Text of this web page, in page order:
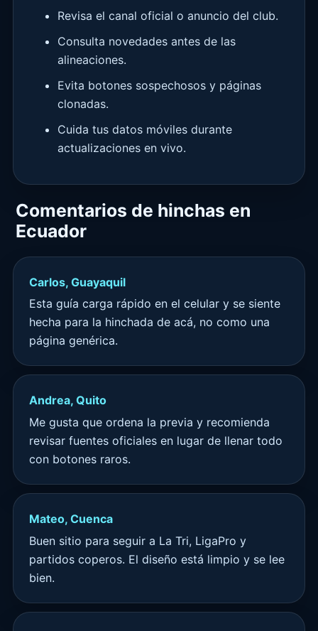
Revisa el canal oficial o anuncio del club.
Consulta novedades antes de las
alineaciones.
Evita botones sospechosos y páginas
clonadas.
Cuida tus datos móviles durante
actualizaciones en vivo.
Comentarios de hinchas en
Ecuador
Carlos, Guayaquil
Esta guía carga rápido en el celular y se siente
hecha para la hinchada de acá, no como una
página genérica.
Andrea, Quito
Me gusta que ordena la previa y recomienda
revisar fuentes oficiales en lugar de llenar todo
con botones raros.
Mateo, Cuenca
Buen sitio para seguir a La Tri, LigaPro y
partidos coperos. El diseño está limpio y se lee
bien.